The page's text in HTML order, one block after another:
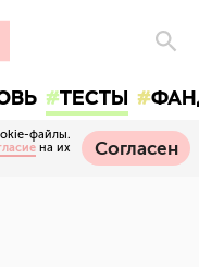
ТЕСТЫ
файлы.
на их
Согласен